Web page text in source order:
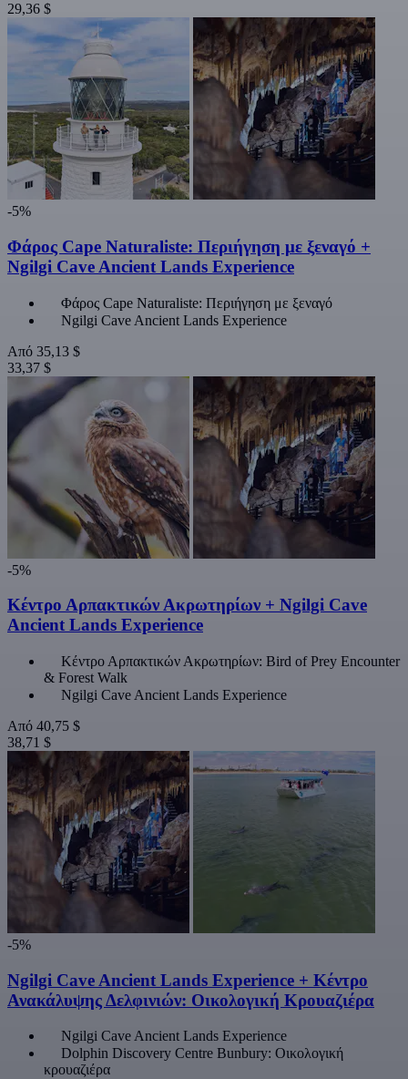
29,36 $
-5%
Φάρος Cape Naturaliste: Περιήγηση με ξεναγό +
Ngilgi Cave Ancient Lands Experience
Φάρος Cape Naturaliste: Περιήγηση με ξεναγό
Ngilgi Cave Ancient Lands Experience
Από 35,13 $
33,37 $
-5%
Κέντρο Αρπακτικών Ακρωτηρίων + Ngilgi Cave
Ancient Lands Experience
Κέντρο Αρπακτικών Ακρωτηρίων: Bird of Prey Encounter
& Forest Walk
Ngilgi Cave Ancient Lands Experience
Από 40,75 $
38,71 $
-5%
Ngilgi Cave Ancient Lands Experience + Κέντρο
Ανακάλυψης Δελφινιών: Οικολογική Κρουαζιέρα
Ngilgi Cave Ancient Lands Experience
Dolphin Discovery Centre Bunbury: Οικολογική
κρουαζιέρα